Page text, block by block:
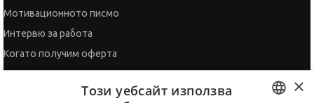
Мотивационното писмо
Интервю за работа
Когато получим оферта
Препоръки
×
Този уебсайт използва